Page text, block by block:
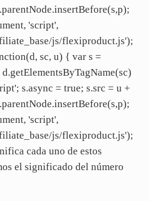
'script',
js/flexiproduct.js');
sc, u) { var s =
s.async = true; s.src = u +
'script',
js/flexiproduct.js');
cada uno de estos
el significado del número